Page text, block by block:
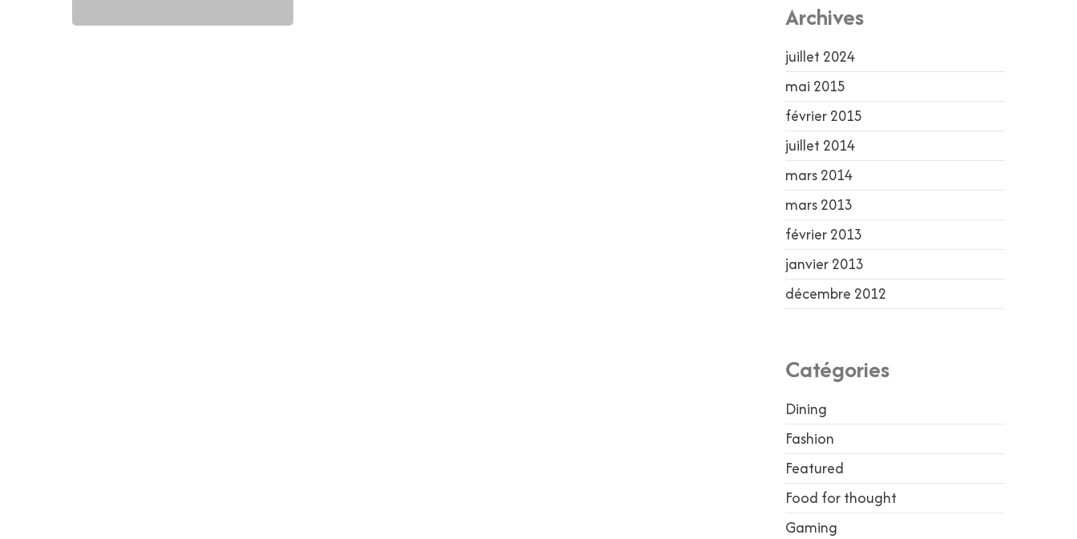
Archives
juillet 2024
mai 2015
février 2015
juillet 2014
mars 2014
mars 2013
février 2013
janvier 2013
décembre 2012
Catégories
Dining
Fashion
Featured
Food for thought
Gaming